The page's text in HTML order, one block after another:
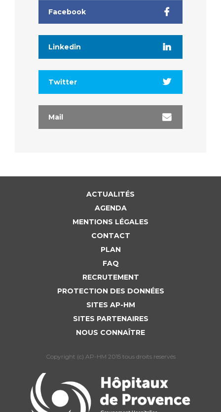
Facebook
Linkedin
Twitter
Mail
ACTUALITÉS
AGENDA
MENTIONS LÉGALES
CONTACT
PLAN
FAQ
RECRUTEMENT
PROTECTION DES DONNÉES
SITES AP-HM
SITES PARTENAIRES
NOUS CONNAÎTRE
Copyright (c) AP-HM 2015 tous droits reservés